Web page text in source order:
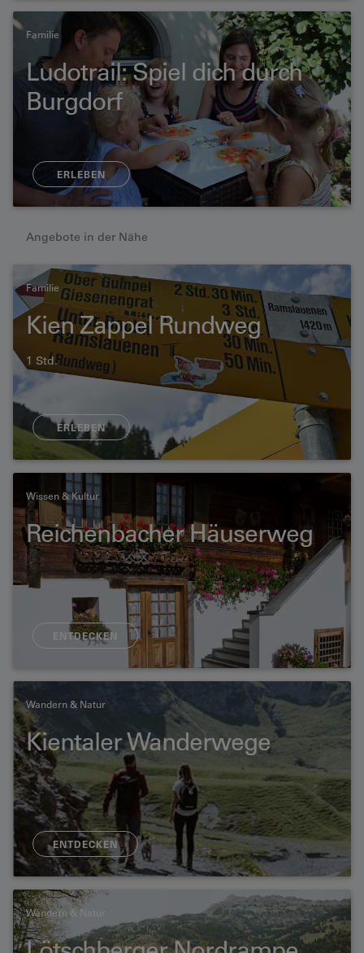
Familie
Ludotrail: Spiel dich durch
Burgdorf
ERLEBEN
Angebote in der Nähe
Familie
Kien Zappel Rundweg
1 Std.
ERLEBEN
Wissen & Kultur
Reichenbacher Häuserweg
ENTDECKEN
Wandern & Natur
Kientaler Wanderwege
ENTDECKEN
Wandern & Natur